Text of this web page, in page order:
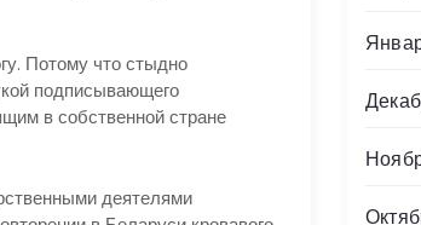
Потому что стыдно
подписывающего
в собственной стране
деятелями